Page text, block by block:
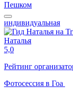
Пешком
индивидуальная
Наталья
5,0
Рейтинг
Фотосессия в Гоа